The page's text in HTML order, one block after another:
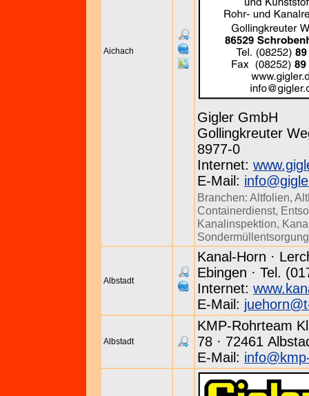
Aichach
Gigler GmbH
Gollingkreuter
8977-0
Internet:
E-Mail:
Branchen: Altfolien,
Containerdienst,
Kanalinspektion,
Sondermüllentsorgung
Albstadt
Kanal-Horn ·
Ebingen · Tel.
Internet:
E-Mail:
Albstadt
KMP-Rohrteam
78 · 72461
E-Mail: